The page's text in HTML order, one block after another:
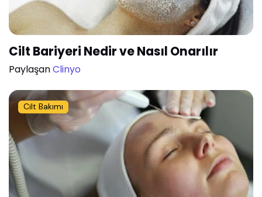
Cilt Bariyeri Nedir ve Nasıl Onarılır
PaylaşanClinyo
Cilt Bakımı